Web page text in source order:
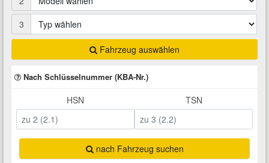
3
Fahrzeug auswählen
Nach Schlüsselnummer (KBA-Nr.)
HSN TSN
nach Fahrzeug suchen
Heizung und Klimaanlage
Kraftstoffsystem
Kühlung
Lenkung
Montage
Rostlöser
Scheibenkleber
Schmiermittel
Total Motoröle
Druckluft Werkzeuge
Fahrwerk Werkzeuge
Halterung Abgasstrang
Handwerkzeuge
Kfz Spezialwerkzeuge
Glühlampen
Kofferraumwanne
Ladetechnik für Elektroautos
Marderschutz
VW Ersatzteile
Abarth Ersatzteile
Alfa Romeo Ersatzteile
Audi Ersatzteile
BMW Ersatzteile